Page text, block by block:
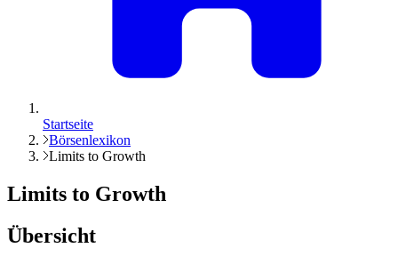
Startseite
Börsenlexikon
Limits to Growth
Limits to Growth
Übersicht